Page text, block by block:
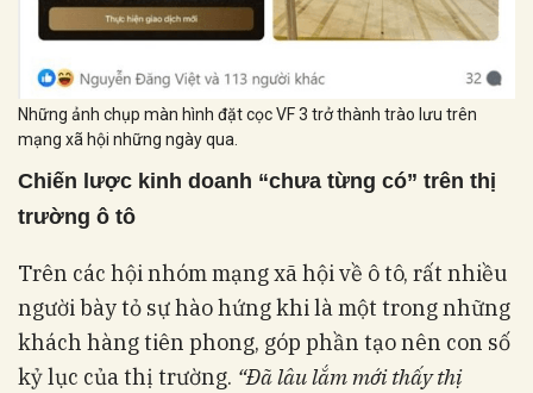
Những ảnh chụp màn hình đặt cọc VF 3 trở thành trào lưu trên
mạng xã hội những ngày qua.
Chiến lược kinh doanh “chưa từng có” trên thị
trường ô tô
Trên các hội nhóm mạng xã hội về ô tô, rất nhiều
người bày tỏ sự hào hứng khi là một trong những
khách hàng tiên phong, góp phần tạo nên con số
kỷ lục của thị trường. “Đã lâu lắm mới thấy thị